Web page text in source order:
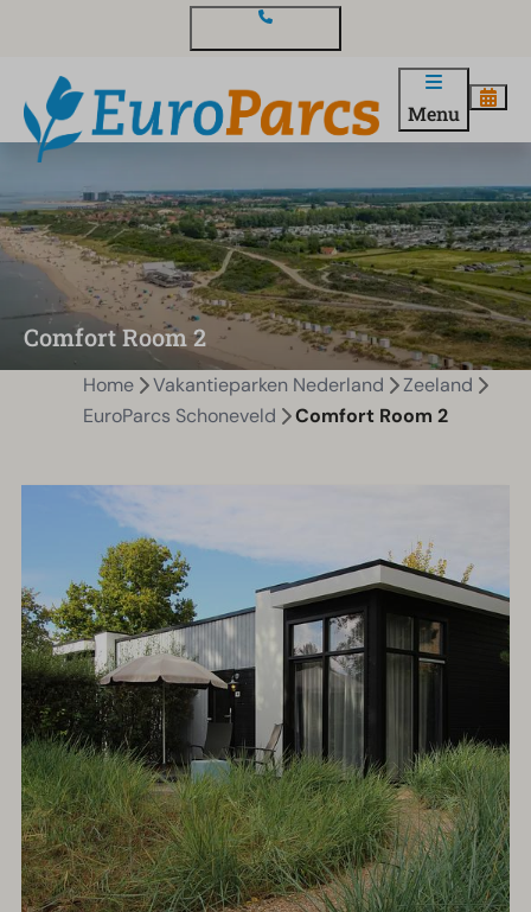
Menu
Comfort Room 2
Home Vakantieparken Nederland
Zeeland
EuroParcs Schoneveld
Comfort Room 2